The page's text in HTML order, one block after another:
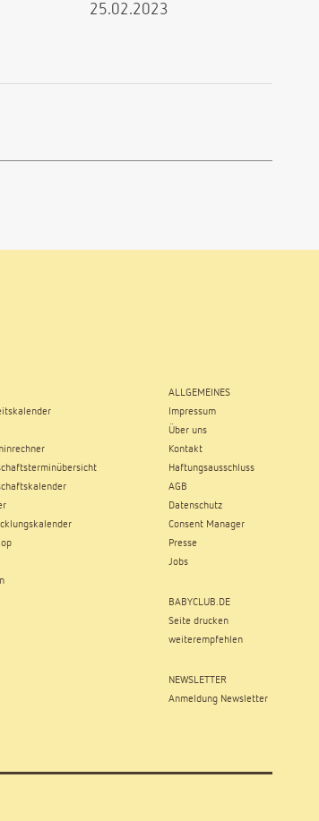
25.02.2023
ALLGEMEINES
Impressum
Über uns
Kontakt
Haftungsausschluss
AGB
Datenschutz
Consent Manager
Presse
Jobs
BABYCLUB.DE
Seite drucken
weiterempfehlen
NEWSLETTER
Anmeldung Newsletter